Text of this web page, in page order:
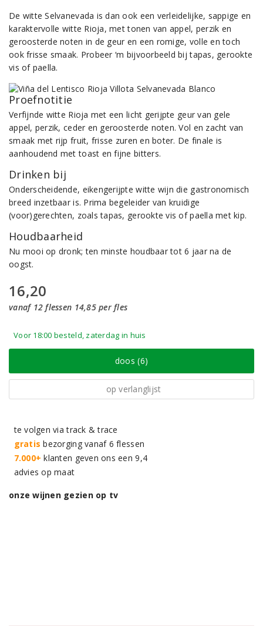
De witte Selvanevada is dan ook een verleidelijke, sappige en
karaktervolle witte Rioja, met tonen van appel, perzik en
geroosterde noten in de geur en een romige, volle en toch
ook frisse smaak. Probeer ‘m bijvoorbeeld bij tapas, gerookte
vis of paella.
Proefnotitie
Verfijnde witte Rioja met een licht gerijpte geur van gele
appel, perzik, ceder en geroosterde noten. Vol en zacht van
smaak met rijp fruit, frisse zuren en boter. De finale is
aanhoudend met toast en fijne bitters.
Drinken bij
Onderscheidende, eikengerijpte witte wijn die gastronomisch
breed inzetbaar is. Prima begeleider van kruidige
(voor)gerechten, zoals tapas, gerookte vis of paella met kip.
Houdbaarheid
Nu mooi op dronk; ten minste houdbaar tot 6 jaar na de
oogst.
16,20
vanaf 12 flessen 14,85 per fles
Voor 18:00 besteld, zaterdag in huis
doos (6)
op verlanglijst
te volgen via track & trace
gratis bezorging vanaf 6 flessen
7.000+ klanten geven ons een 9,4
advies op maat
onze wijnen gezien op tv